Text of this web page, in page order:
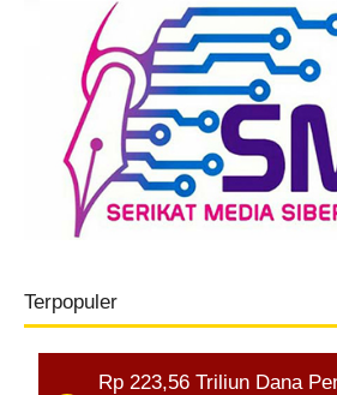
Terpopuler
Rp 223,56 Triliun Dana